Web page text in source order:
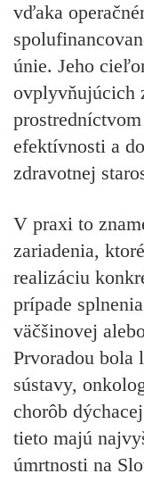
vďaka
únie. Jeho
ovplyvňujúcich
efektívnosti a
zdravotnej
V praxi to
zariadenia,
realizáciu
prípade
väčšinovej
Prvoradou bola
sústavy,
chorôb
tieto majú
úmrtnosti na